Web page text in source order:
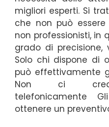
migliori esperti. Si
che non può
non professionisti, in
grado di precisione,
Solo chi dispone di
può effettivamente
Non ci
telefonicamente
ottenere un